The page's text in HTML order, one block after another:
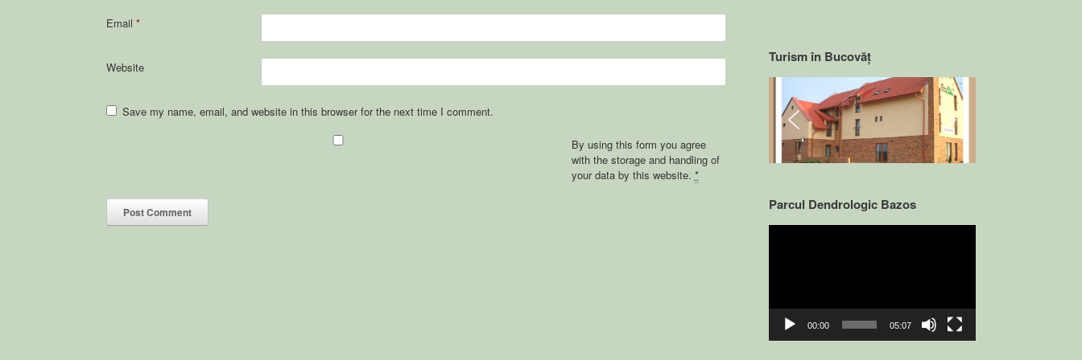
Email *
Website
Save my name, email, and website in this browser for the next time I comment.
By using this form you agree
with the storage and handling of
your data by this website. *
Turism în Bucovăț
Parcul Dendrologic Bazos
00:00 05:07